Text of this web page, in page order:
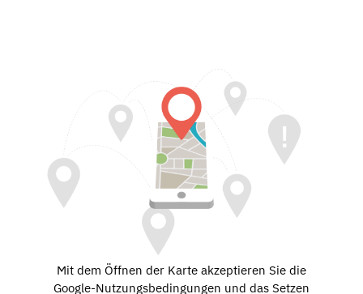
Mit dem Öffnen der Karte akzeptieren Sie die
Google-Nutzungsbedingungen und das Setzen